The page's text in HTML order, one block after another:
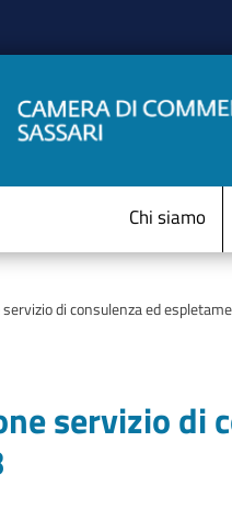
Chi siamo
di consulenza ed
servizio